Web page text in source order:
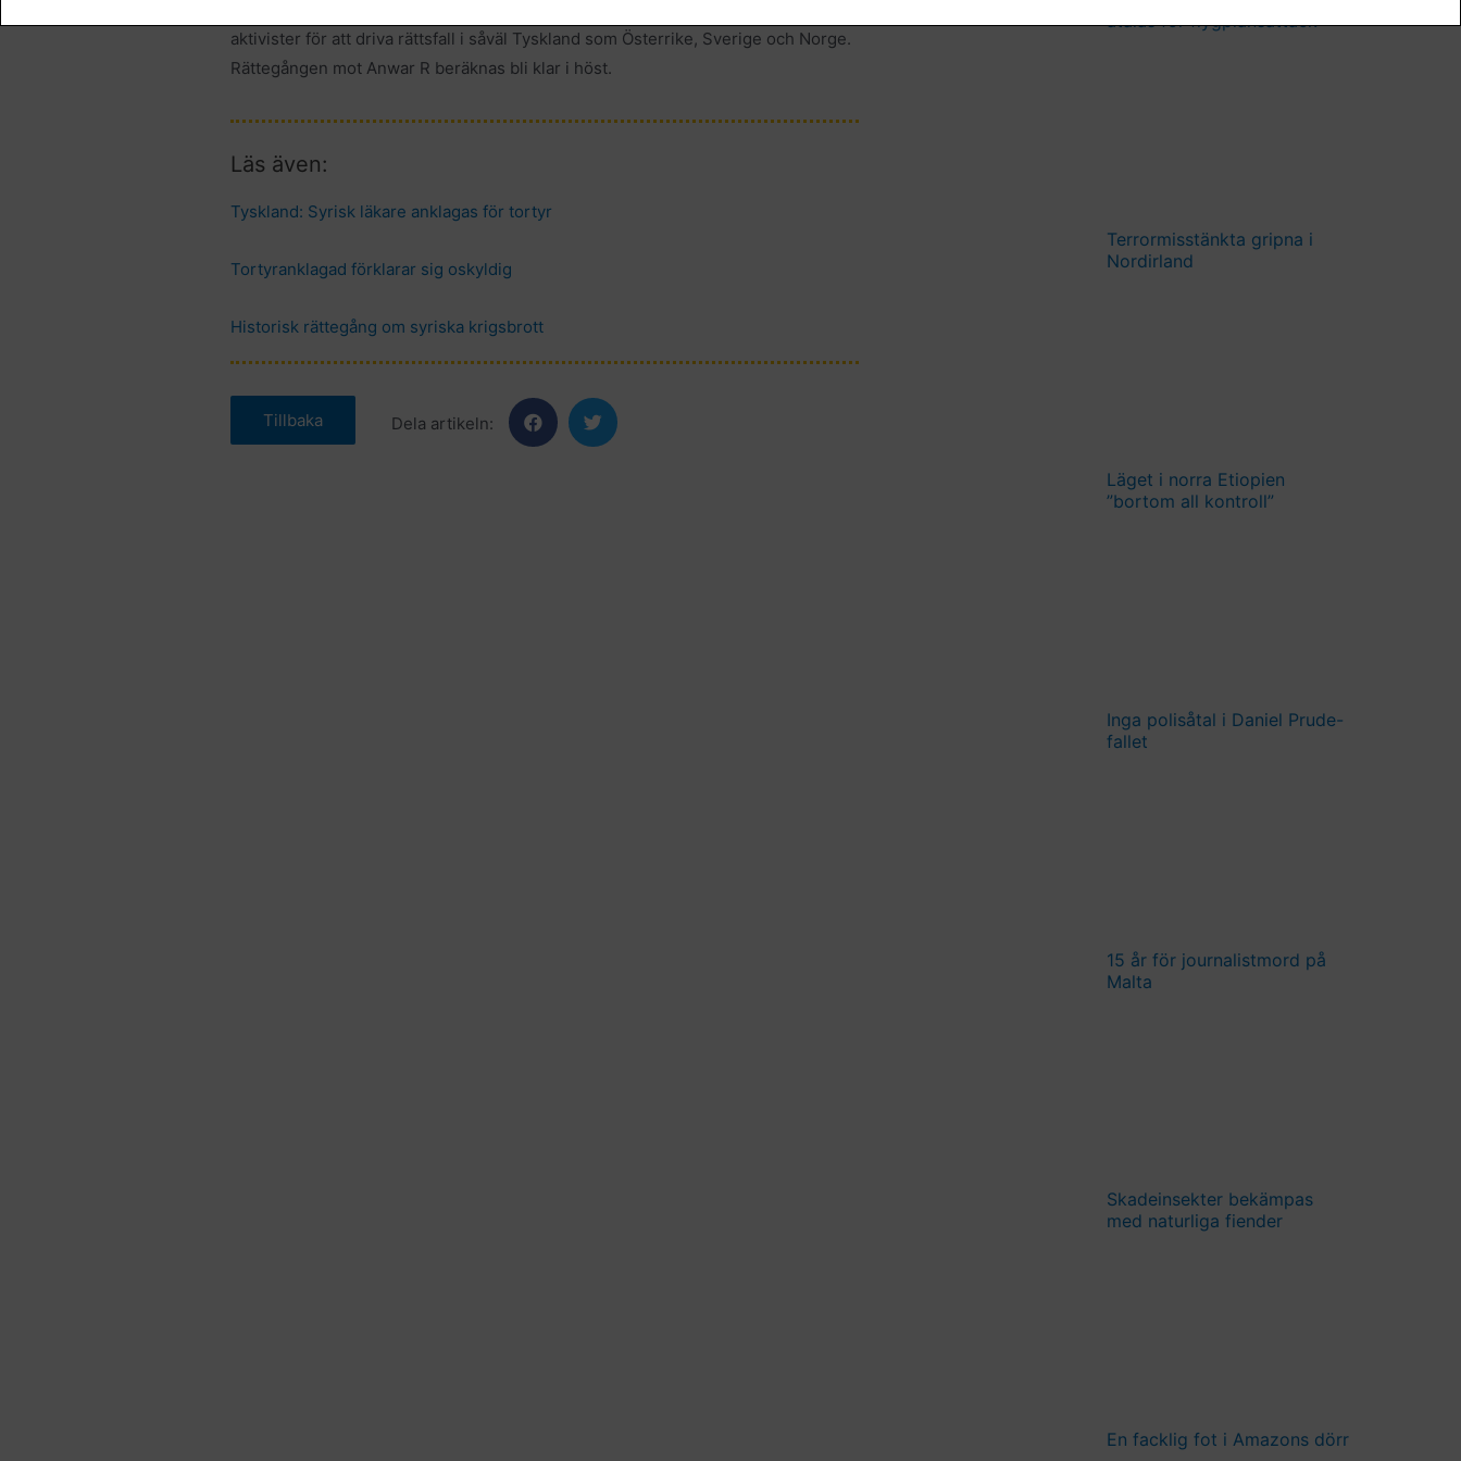
aktivister för att driva rättsfall i såväl Tyskland som Österrike, Sverige och Norge.
Rättegången mot Anwar R beräknas bli klar i höst.
Läs även:
Tyskland: Syrisk läkare anklagas för tortyr
Tortyranklagad förklarar sig oskyldig
Historisk rättegång om syriska krigsbrott
Dela artikeln:
åtalas för flygplansattack
Terrormisstänkta gripna i
Nordirland
Läget i norra Etiopien
”bortom all kontroll”
Inga polisåtal i Daniel Prude-
fallet
15 år för journalistmord på
Malta
Skadeinsekter bekämpas
med naturliga fiender
En facklig fot i Amazons dörr